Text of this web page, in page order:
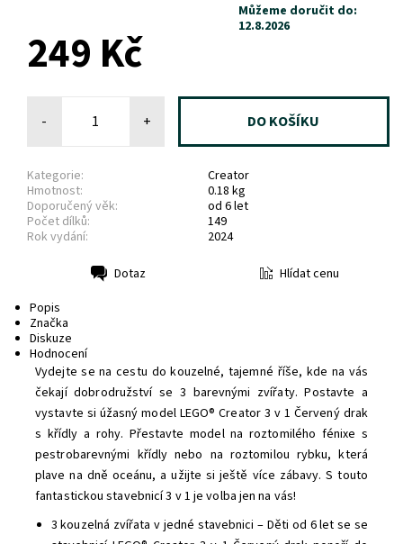
Můžeme doručit do:
12.8.2026
249 Kč
- +
Kategorie:
Creator
Hmotnost:
0.18 kg
Doporučený věk:
od 6 let
Počet dílků:
149
Rok vydání:
2024
Dotaz
Hlídat cenu
Popis
Značka
Diskuze
Hodnocení
Vydejte se na cestu do kouzelné, tajemné říše, kde na vás
čekají dobrodružství se 3 barevnými zvířaty. Postavte a
vystavte si úžasný model LEGO® Creator 3 v 1 Červený drak
s křídly a rohy. Přestavte model na roztomilého fénixe s
pestrobarevnými křídly nebo na roztomilou rybku, která
plave na dně oceánu, a užijte si ještě více zábavy. S touto
fantastickou stavebnicí 3 v 1 je volba jen na vás!
3 kouzelná zvířata v jedné stavebnici – Děti od 6 let se se